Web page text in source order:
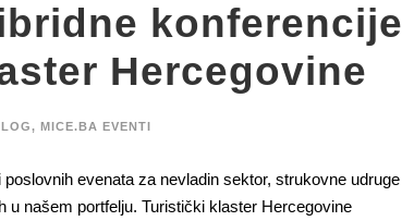
konferencije
Hercegovine
, MICE.BA EVENTI
evenata za nevladin sektor, strukovne udruge
u našem portfelju. Turistički klaster Hercegovine